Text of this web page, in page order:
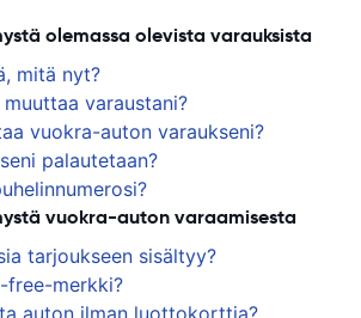
olemassa olevista varauksista
mitä nyt?
varaustani?
vuokra-auton varaukseni?
palautetaan?
vuokra-auton varaamisesta
tarjoukseen sisältyy?
free-merkki?
auton ilman luottokorttia?